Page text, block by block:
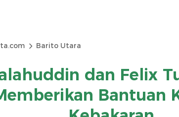
Barito Utara
dan Felix
Bantuan